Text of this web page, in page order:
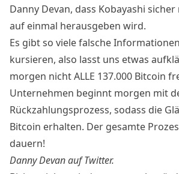
Danny Devan, dass Kobayashi
auf einmal herausgeben wird.
Es gibt so viele falsche
kursieren, also lasst uns etwas
morgen nicht ALLE 137.000 Bitcoin
Unternehmen beginnt morgen mit
Rückzahlungsprozess, sodass die
Bitcoin erhalten. Der gesamte
dauern!
Danny Devan auf Twitter.